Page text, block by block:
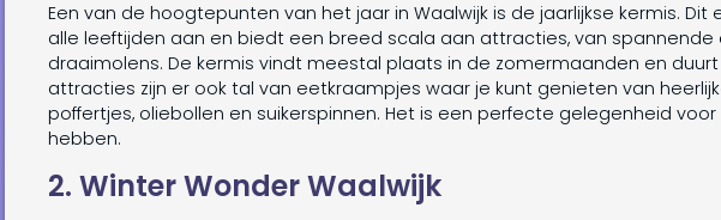
Een van de hoogtepunten van het jaar in Waalwijk is de jaarlijkse kermis.
alle leeftijden aan en biedt een breed scala aan attracties, van
draaimolens. De kermis vindt meestal plaats in de zomermaanden en
attracties zijn er ook tal van eetkraampjes waar je kunt genieten van
poffertjes, oliebollen en suikerspinnen. Het is een perfecte gelegenheid
hebben.
2. Winter Wonder Waalwijk